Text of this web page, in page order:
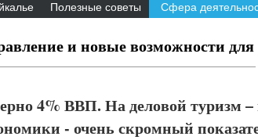
Полезные советы Сфера
и новые возможности для
4% ВВП. На деловой туризм
- очень скромный